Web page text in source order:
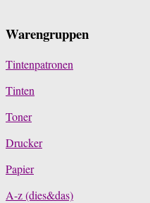
Warengruppen
Tintenpatronen
Tinten
Toner
Drucker
Papier
A-z (dies&das)